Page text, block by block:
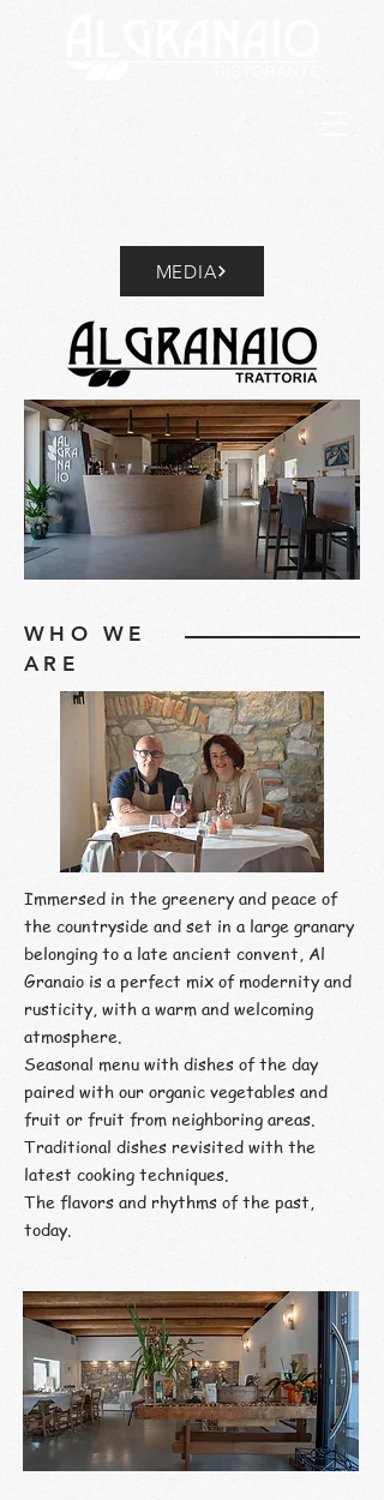
MEDIA
WHO WE
ARE
Immersed in the greenery and peace of
the countryside and set in a large granary
belonging to a late ancient convent, Al
Granaio is a perfect mix of modernity and
rusticity, with a warm and welcoming
atmosphere.
Seasonal menu with dishes of the day
paired with our organic vegetables and
fruit or fruit from neighboring areas.
Traditional dishes revisited with the
latest cooking techniques.
The flavors and rhythms of the past,
today.